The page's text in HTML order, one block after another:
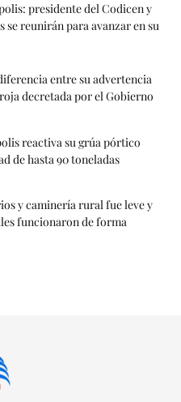
presidente del Codicen y
se reunirán para avanzar en su
entre su advertencia
decretada por el Gobierno
reactiva su grúa pórtico
de hasta 90 toneladas
y caminería rural fue leve y
funcionaron de forma